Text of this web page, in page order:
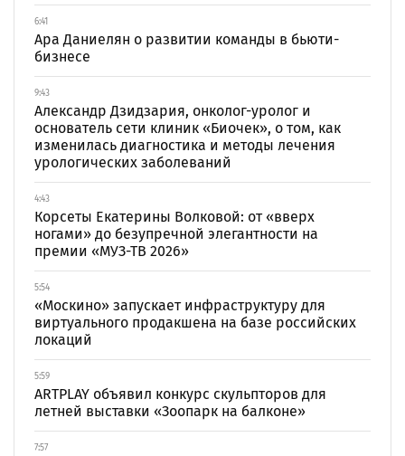
6:41
Ара Даниелян о развитии команды в бьюти-
бизнесе
9:43
Александр Дзидзария, онколог-уролог и
основатель сети клиник «Биочек», о том, как
изменилась диагностика и методы лечения
урологических заболеваний
4:43
Корсеты Екатерины Волковой: от «вверх
ногами» до безупречной элегантности на
премии «МУЗ-ТВ 2026»
5:54
«Москино» запускает инфраструктуру для
виртуального продакшена на базе российских
локаций
5:59
ARTPLAY объявил конкурс скульпторов для
летней выставки «Зоопарк на балконе»
7:57